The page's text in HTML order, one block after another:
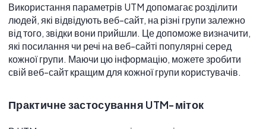
Використання параметрів UTM допомагає розділити
людей, які відвідують веб-сайт, на різні групи залежно
від того, звідки вони прийшли. Це допоможе визначити,
які посилання чи речі на веб-сайті популярні серед
кожної групи. Маючи цю інформацію, можете зробити
свій веб-сайт кращим для кожної групи користувачів.
Практичне застосування UTM-міток